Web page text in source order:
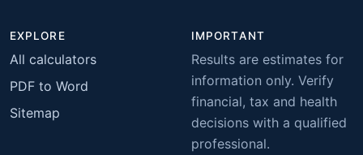
EXPLORE
All calculators
PDF to Word
Sitemap
IMPORTANT
Results are estimates for
information only. Verify
financial, tax and health
decisions with a qualified
professional.